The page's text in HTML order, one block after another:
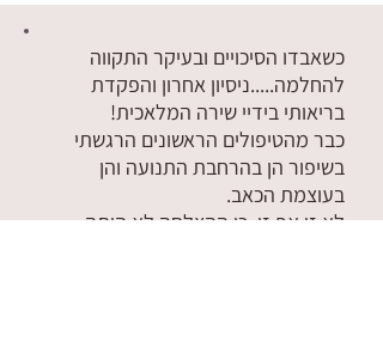
כשאבדו הסיכויים ובעיקר התקווה
להחלמה.....ניסיון אחרון והפקדת
בריאותי בידיי שירה המלאכית!
כבר מהטיפולים הראשונים הרגשתי
בשיפור הן בהרחבת התנועה והן
בעוצמת הכאב.
לא זו אף זו, כי ההצלחה לא היתה